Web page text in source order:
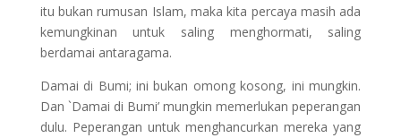
itu bukan rumusan Islam, maka kita percaya masih ada
kemungkinan untuk saling menghormati, saling
berdamai antaragama.
Damai di Bumi; ini bukan omong kosong, ini mungkin.
Dan `Damai di Bumi’ mungkin memerlukan peperangan
dulu. Peperangan untuk menghancurkan mereka yang